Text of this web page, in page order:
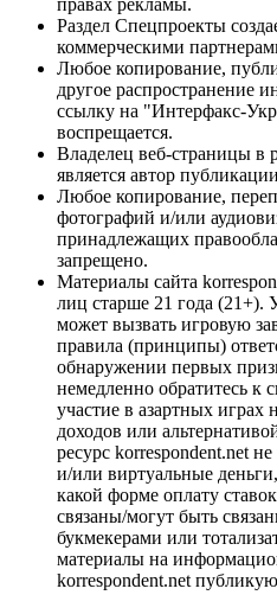
Раздел Спецпроекты
коммерческими
Любое копирование,
другое распространение
ссылку на "Интерфакс-
воспрещается.
Владелец веб-страницы в
является автор
Любое копирование,
фотографий и/или
принадлежащих
запрещено.
Материалы сайта
лиц старше 21 года (21+).
может вызвать игровую
правила (принципы)
обнаружении первых
немедленно обратитесь к
участие в азартных играх
доходов или
ресурс korrespondent.net
и/или виртуальные
какой форме оплату
связаны/могут быть
букмекерами или
материалы на
korrespondent.net